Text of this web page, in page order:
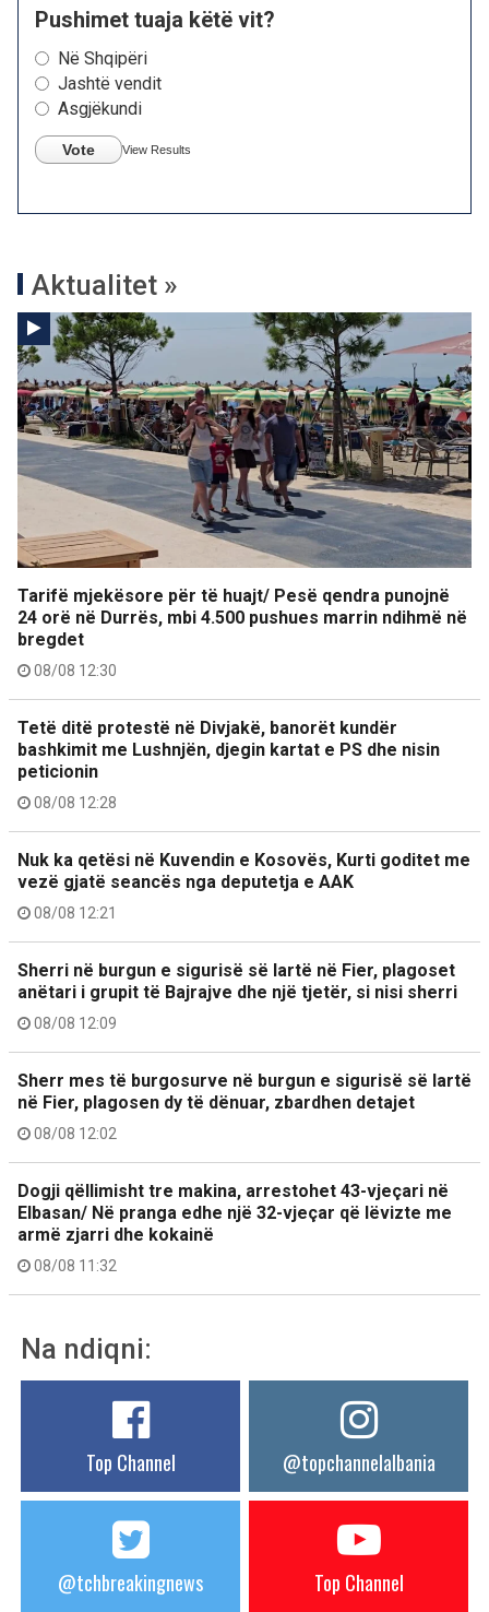
Pushimet tuaja këtë vit?
Në Shqipëri
Jashtë vendit
Asgjëkundi
Vote View Results
Aktualitet »
Tarifë mjekësore për të huajt/ Pesë qendra punojnë
24 orë në Durrës, mbi 4.500 pushues marrin ndihmë në
bregdet
08/08 12:30
Tetë ditë protestë në Divjakë, banorët kundër
bashkimit me Lushnjën, djegin kartat e PS dhe nisin
peticionin
08/08 12:28
Nuk ka qetësi në Kuvendin e Kosovës, Kurti goditet me
vezë gjatë seancës nga deputetja e AAK
08/08 12:21
Sherri në burgun e sigurisë së lartë në Fier, plagoset
anëtari i grupit të Bajrajve dhe një tjetër, si nisi sherri
08/08 12:09
Sherr mes të burgosurve në burgun e sigurisë së lartë
në Fier, plagosen dy të dënuar, zbardhen detajet
08/08 12:02
Dogji qëllimisht tre makina, arrestohet 43-vjeçari në
Elbasan/ Në pranga edhe një 32-vjeçar që lëvizte me
armë zjarri dhe kokainë
08/08 11:32
Na ndiqni:
Top Channel @topchannelalbania
@tchbreakingnews Top Channel